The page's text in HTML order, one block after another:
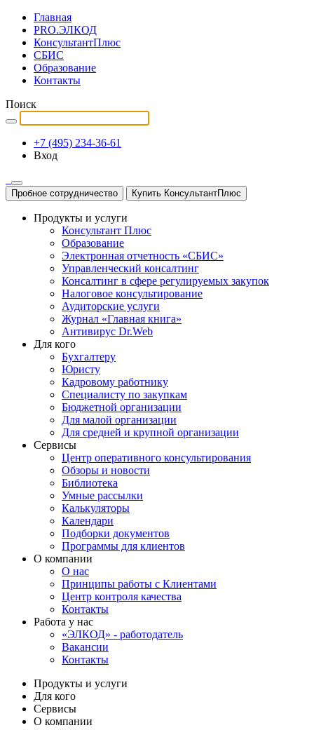
Главная
PRO.ЭЛКОД
КонсультантПлюс
СБИС
Образование
Контакты
Поиск
+7 (495) 234-36-61
Вход
Пробное сотрудничество Купить КонсультантПлюс
Продукты и услуги
Консультант Плюс
Образование
Электронная отчетность «СБИС»
Управленческий консалтинг
Консалтинг в сфере регулируемых закупок
Налоговое консультирование
Аудиторские услуги
Журнал «Главная книга»
Антивирус Dr.Web
Для кого
Бухгалтеру
Юристу
Кадровому работнику
Специалисту по закупкам
Бюджетной организации
Для малой организации
Для средней и крупной организации
Сервисы
Центр оперативного консультирования
Обзоры и новости
Библиотека
Умные рассылки
Калькуляторы
Календари
Подборки документов
Программы для клиентов
О компании
О нас
Принципы работы с Клиентами
Центр контроля качества
Контакты
Работа у нас
«ЭЛКОД» - работодатель
Вакансии
Контакты
Продукты и услуги
Для кого
Сервисы
О компании